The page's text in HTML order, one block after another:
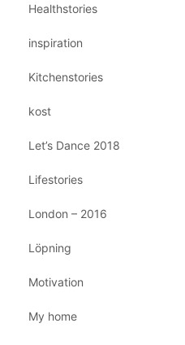
Healthstories
inspiration
Kitchenstories
kost
Let’s Dance 2018
Lifestories
London – 2016
Löpning
Motivation
My home